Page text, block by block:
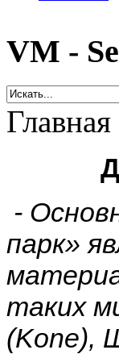
VM -
Главная
-
парк»
таких
(Kone),